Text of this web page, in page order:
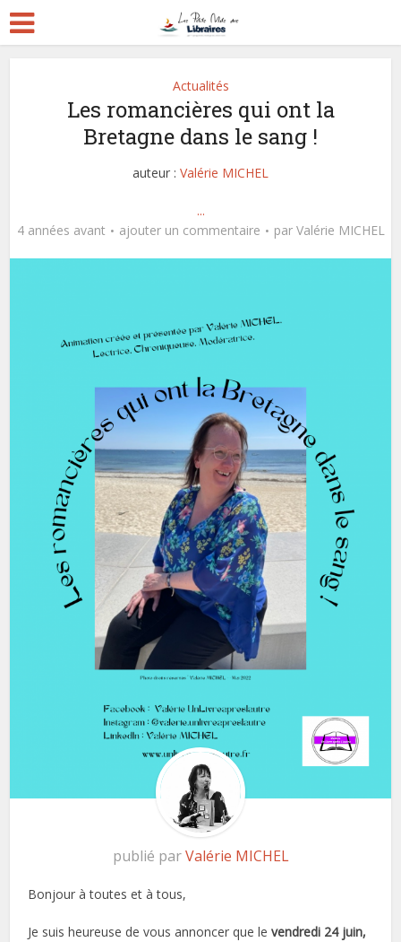
Actualités
Les romancières qui ont la
Bretagne dans le sang !
auteur : Valérie MICHEL
...
4 années avant
ajouter un commentaire par Valérie MICHEL
publié parValérie MICHEL
Bonjour à toutes et à tous,
Je suis heureuse de vous annoncer que levendredi 24 juin,